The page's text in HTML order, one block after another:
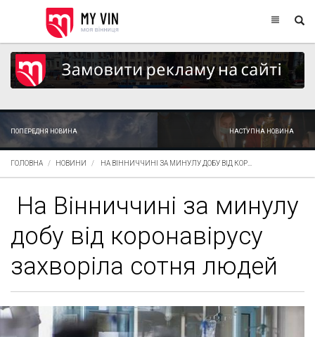
ПОПЕРЕДНЯ НОВИНА НАСТУПНА НОВИНА
ГОЛОВНА НОВИНИ НА ВІННИЧЧИНІ ЗА МИНУЛУ ДОБУ ВІД КОР...
На Вінниччині за минулу
добу від коронавірусу
захворіла сотня людей